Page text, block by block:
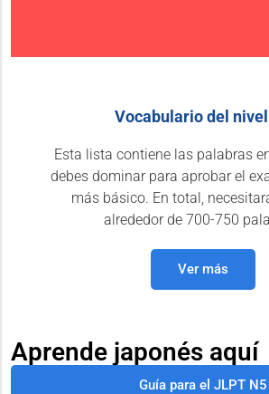
Vocabulario del
Esta lista contiene las palabras
debes dominar para aprobar el
más básico. En total,
alrededor de 700-750
Ver más
Aprende japonés aquí
Guía para el JLPT N5